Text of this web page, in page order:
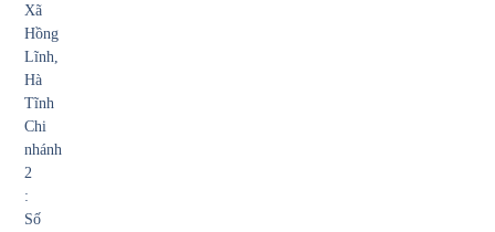
Xã
Hồng
Lĩnh,
Hà
Tĩnh
Chi
nhánh
2
:
Số